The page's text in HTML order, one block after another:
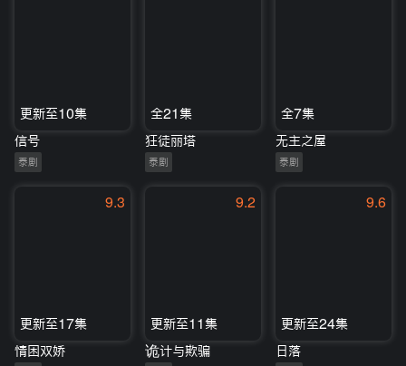
更新至10集
信号
泰剧
全21集
狂徒丽塔
泰剧
全7集
无主之屋
泰剧
9.3
更新至17集
情困双娇
9.2
更新至11集
诡计与欺骗
9.6
更新至24集
日落